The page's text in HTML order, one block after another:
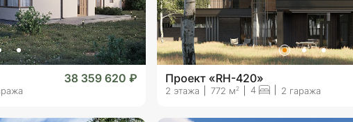
38 359 620 ₽ Проект «RH-420»
2 этажа 772 м2 4 2 гаража